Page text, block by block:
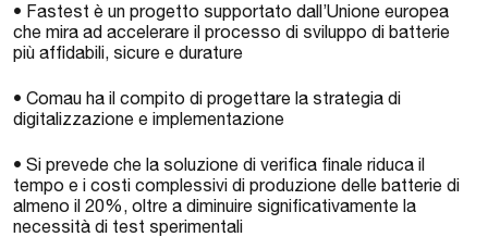
• Fastest è un progetto supportato dall’Unione europea
che mira ad accelerare il processo di sviluppo di batterie
più affidabili, sicure e durature
• Comau ha il compito di progettare la strategia di
digitalizzazione e implementazione
• Si prevede che la soluzione di verifica finale riduca il
tempo e i costi complessivi di produzione delle batterie di
almeno il 20%, oltre a diminuire significativamente la
necessità di test sperimentali